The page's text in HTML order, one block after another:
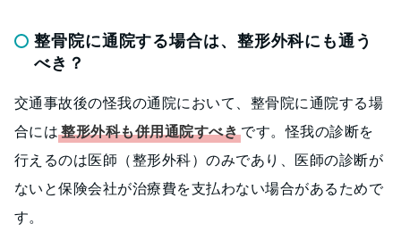
整骨院に通院する場合は、整形外科にも通う
べき？
交通事故後の怪我の通院において、整骨院に通院する場
合には整形外科も併用通院すべきです。怪我の診断を
行えるのは医師（整形外科）のみであり、医師の診断が
ないと保険会社が治療費を支払わない場合があるためで
す。